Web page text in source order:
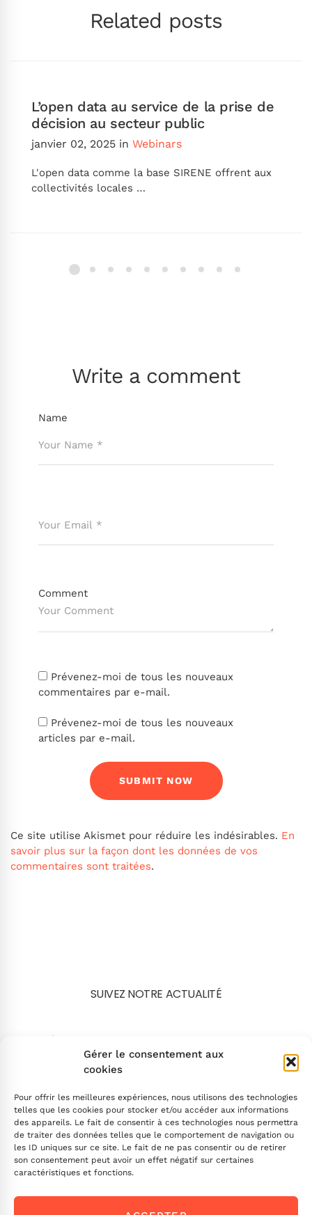
Gérer le consentement aux
cookies
Pour offrir les meilleures expériences, nous utilisons des technologies
telles que les cookies pour stocker et/ou accéder aux informations
des appareils. Le fait de consentir à ces technologies nous permettra
de traiter des données telles que le comportement de navigation ou
les ID uniques sur ce site. Le fait de ne pas consentir ou de retirer
son consentement peut avoir un effet négatif sur certaines
caractéristiques et fonctions.
Related posts
L’open data au service de la prise de
décision au secteur public
janvier 02, 2025 in Webinars
L'open data comme la base SIRENE offrent aux
collectivités locales …
Write a comment
Name
Comment
Prévenez-moi de tous les nouveaux
commentaires par e-mail.
Prévenez-moi de tous les nouveaux
articles par e-mail.
Ce site utilise Akismet pour réduire les indésirables. En
savoir plus sur la façon dont les données de vos
commentaires sont traitées.
SUIVEZ NOTRE ACTUALITÉ
Search
INSCRIVEZ-VOUS